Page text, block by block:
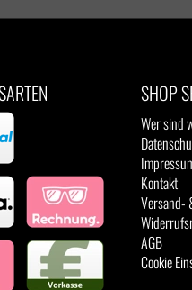
SHOP
Wer sind
Kontakt
Versand-
AGB
Cookie